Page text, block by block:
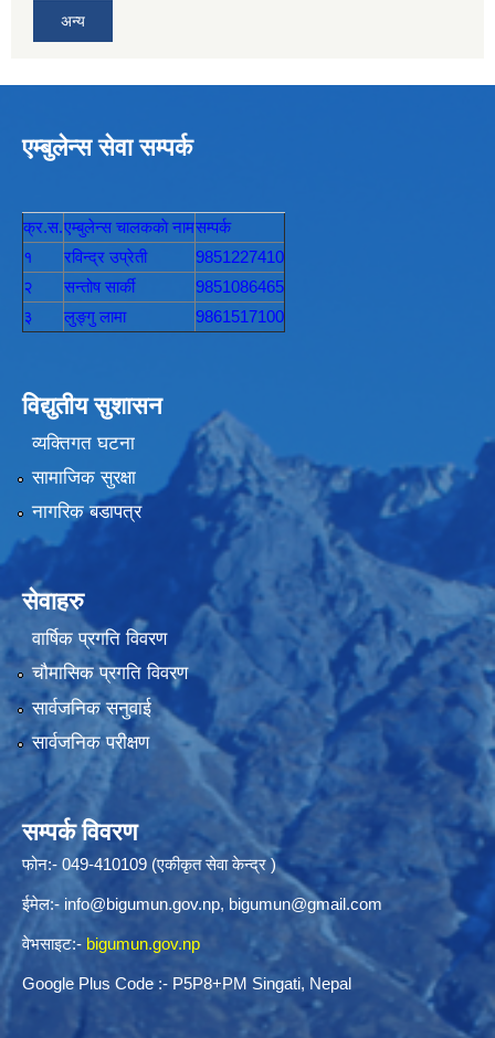
अन्य
एम्बुलेन्स सेवा सम्पर्क
क्र.स.एम्बुलेन्स चालककाे नामसम्पर्क
१
रविन्द्र उप्रेती
9851227410
२
सन्तोष सार्की
9851086465
३
लुङ्गु लामा 9861517100
विद्युतीय सुशासन
व्यक्तिगत घटना
सामाजिक सुरक्षा
नागरिक बडापत्र
सेवाहरु
वार्षिक प्रगति विवरण
चौमासिक प्रगति विवरण
सार्वजनिक सनुवाई
सार्वजनिक परीक्षण
सम्पर्क विवरण
फोन:- 049-410109 (एकीकृत सेवा केन्द्र )
ईमेल:- info@bigumun.gov.np, bigumun@gmail.com
वेभसाइट:- bigumun.gov.np
Google Plus Code :- P5P8+PM Singati, Nepal